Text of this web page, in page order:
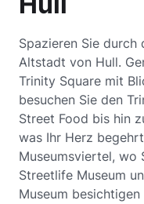
Spazieren Sie
Altstadt von Hull.
Trinity Square mit
besuchen Sie den
Street Food bis hin
was Ihr Herz
Museumsviertel, wo
Streetlife Museum
Museum besichtigen